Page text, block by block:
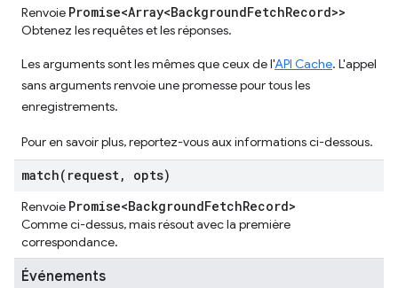
Renvoie Promise<Array<BackgroundFetchRecord>>
Obtenez les requêtes et les réponses.
Les arguments sont les mêmes que ceux de l'API Cache. L'appel
sans arguments renvoie une promesse pour tous les
enregistrements.
Pour en savoir plus, reportez-vous aux informations ci-dessous.
match( request, opts)
Renvoie Promise<BackgroundFetchRecord>
Comme ci-dessus, mais résout avec la première
correspondance.
Événements